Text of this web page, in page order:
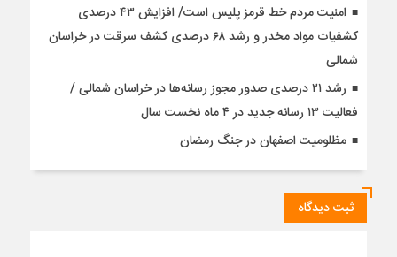
امنیت مردم خط قرمز پلیس است/ افزایش ۴۳ درصدی
کشفیات مواد مخدر و رشد ۶۸ درصدی کشف سرقت در خراسان
شمالی
رشد ۲۱ درصدی صدور مجوز رسانه‌ها در خراسان شمالی /
فعالیت ۱۳ رسانه جدید در ۴ ماه نخست سال
مظلومیت اصفهان در جنگ رمضان
ثبت دیدگاه